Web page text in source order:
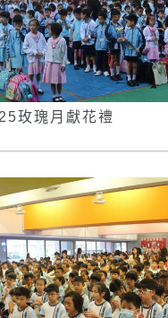
玫瑰月獻花禮